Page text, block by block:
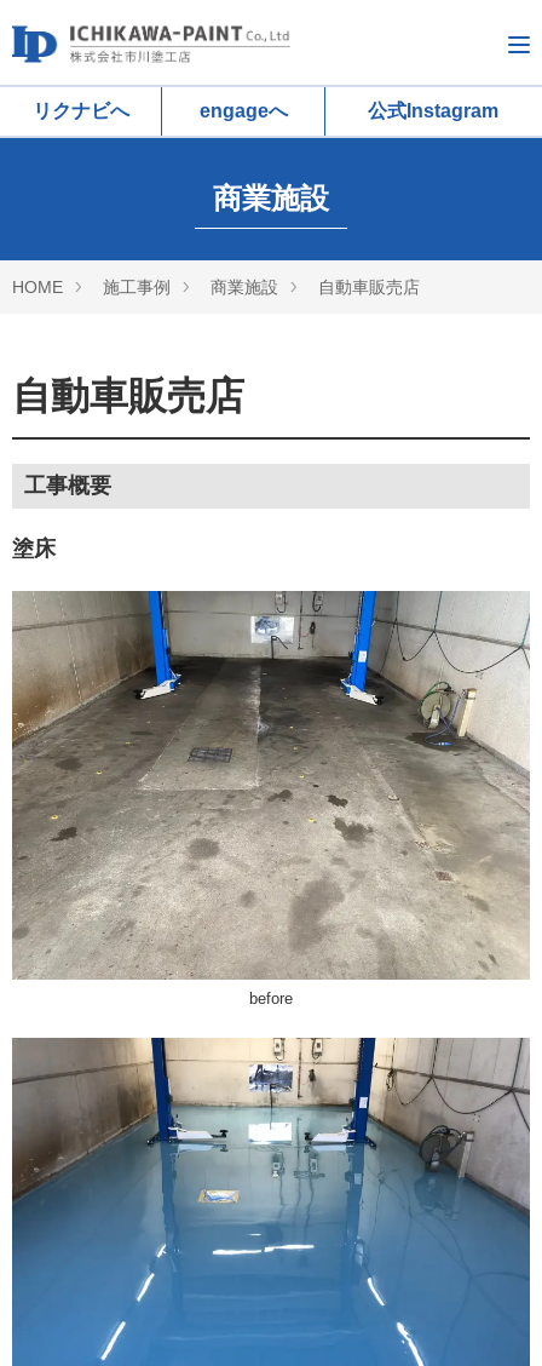
リクナビへ engageへ 公式Instagram
商業施設
HOME 施工事例 商業施設 自動車販売店
自動車販売店
工事概要
塗床
before